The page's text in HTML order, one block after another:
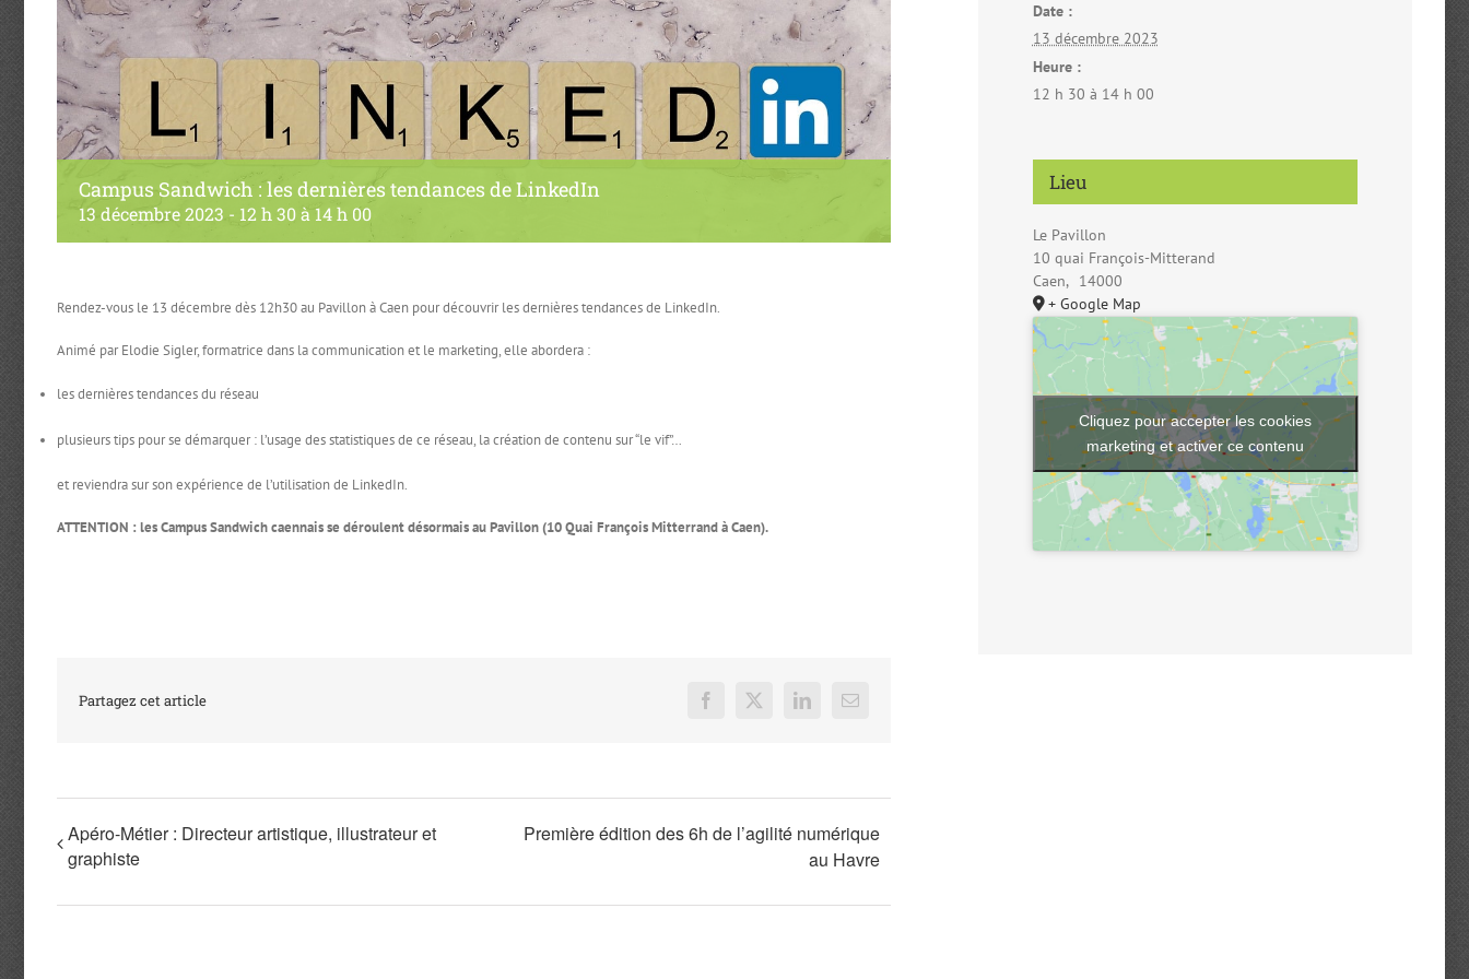
Campus Sandwich : les dernières tendances de LinkedIn
13 décembre 2023 - 12 h 30à 14 h 00
Rendez-vous le 13 décembre dès 12h30 au Pavillon à Caen pour découvrir les dernières tendances de LinkedIn.
Animé par Elodie Sigler, formatrice dans la communication et le marketing, elle abordera :
les dernières tendances du réseau
plusieurs tips pour se démarquer : l’usage des statistiques de ce réseau, la création de contenu sur “le vif”…
et reviendra sur son expérience de l’utilisation de LinkedIn.
ATTENTION : les Campus Sandwich caennais se déroulent désormais au Pavillon (10 Quai François Mitterrand à Caen).
Partagez cet article Facebook
X LinkedInEmail
Apéro-Métier : Directeur artistique, illustrateur et
graphiste
Première édition des 6h de l’agilité numérique
au Havre
Date :
13 décembre 2023
Heure :
12 h 30 à 14 h 00
Lieu
Le Pavillon
10 quai François-Mitterand
Caen, 14000
+ Google Map
Cliquez pour accepter les cookies
marketing et activer ce contenu